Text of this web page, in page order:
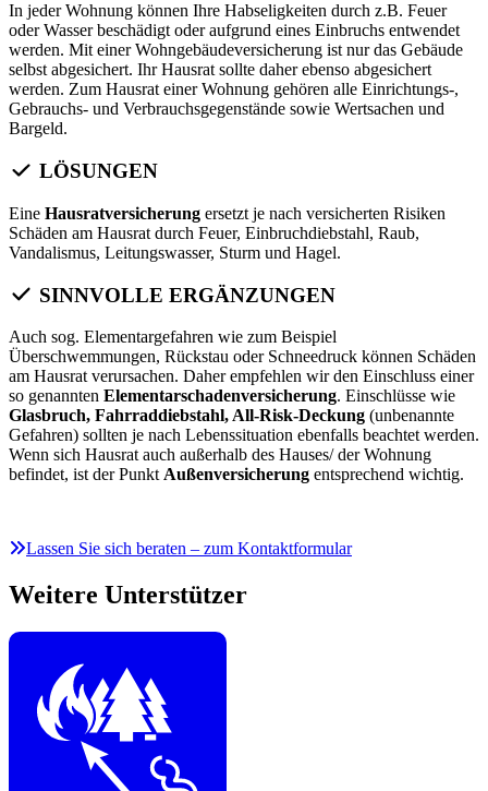
In jeder Wohnung können Ihre Habseligkeiten durch z.B. Feuer
oder Wasser beschädigt oder aufgrund eines Einbruchs entwendet
werden. Mit einer Wohngebäudeversicherung ist nur das Gebäude
selbst abgesichert. Ihr Hausrat sollte daher ebenso abgesichert
werden. Zum Hausrat einer Wohnung gehören alle Einrichtungs-,
Gebrauchs- und Verbrauchsgegenstände sowie Wertsachen und
Bargeld.
LÖSUNGEN
Eine Hausratversicherung ersetzt je nach versicherten Risiken
Schäden am Hausrat durch Feuer, Einbruchdiebstahl, Raub,
Vandalismus, Leitungswasser, Sturm und Hagel.
SINNVOLLE ERGÄNZUNGEN
Auch sog. Elementargefahren wie zum Beispiel
Überschwemmungen, Rückstau oder Schneedruck können Schäden
am Hausrat verursachen. Daher empfehlen wir den Einschluss einer
so genannten Elementarschadenversicherung. Einschlüsse wie
Glasbruch, Fahrraddiebstahl, All-Risk-Deckung (unbenannte
Gefahren) sollten je nach Lebenssituation ebenfalls beachtet werden.
Wenn sich Hausrat auch außerhalb des Hauses/ der Wohnung
befindet, ist der Punkt Außenversicherung entsprechend wichtig.
Lassen Sie sich beraten – zum Kontaktformular
Weitere Unterstützer